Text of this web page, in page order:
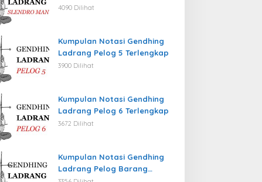
Terlengkap
4090 Dilihat
Kumpulan Notasi Gendhing
Ladrang Pelog 5 Terlengkap
3900 Dilihat
Kumpulan Notasi Gendhing
Ladrang Pelog 6 Terlengkap
3672 Dilihat
Kumpulan Notasi Gendhing
Ladrang Pelog Barang